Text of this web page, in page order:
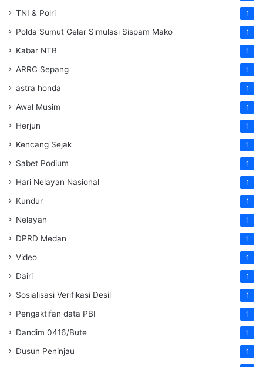
TNI & Polri 1
Polda Sumut Gelar Simulasi Sispam Mako 1
Kabar NTB 1
ARRC Sepang 1
astra honda 1
Awal Musim 1
Herjun 1
Kencang Sejak 1
Sabet Podium 1
Hari Nelayan Nasional 1
Kundur 1
Nelayan 1
DPRD Medan 1
Video 1
Dairi 1
Sosialisasi Verifikasi Desil 1
Pengaktifan data PBI 1
Dandim 0416/Bute 1
Dusun Peninjau 1